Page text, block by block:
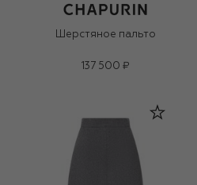
Шерстяное пальто
137 500 ₽